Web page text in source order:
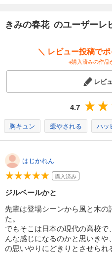
きみの春花 のユーザーレ
＼ レビュー投稿で
※購入済みの作品
レビ
4.7
胸キュン 癒やされる ハッ
はじかれん
購入済み
ジルベールかと
先輩は登場シーンから風と木
た。
でもそこは日本の現代の高校
んな感じになるのかと思いき
の思いやりにどきりとさせられ